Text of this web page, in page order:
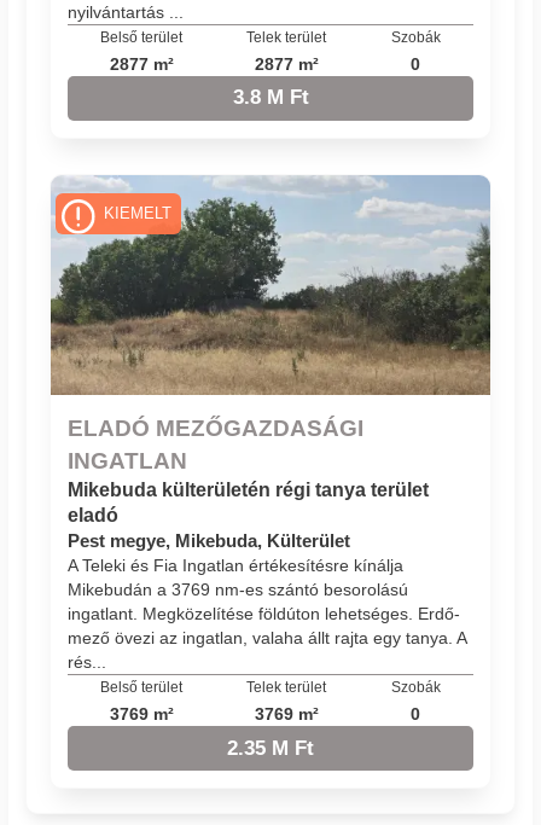
nyilvántartás ...
Belső terület
2877 m²
Telek terület
2877 m²
Szobák
0
3.8 M Ft
ELADÓ MEZŐGAZDASÁGI
INGATLAN
Mikebuda külterületén régi tanya terület
eladó
Pest megye, Mikebuda, Külterület
A Teleki és Fia Ingatlan értékesítésre kínálja
Mikebudán a 3769 nm-es szántó besorolású
ingatlant. Megközelítése földúton lehetséges. Erdő-
mező övezi az ingatlan, valaha állt rajta egy tanya. A
rés...
Belső terület
3769 m²
Telek terület
3769 m²
Szobák
0
2.35 M Ft
KIEMELT